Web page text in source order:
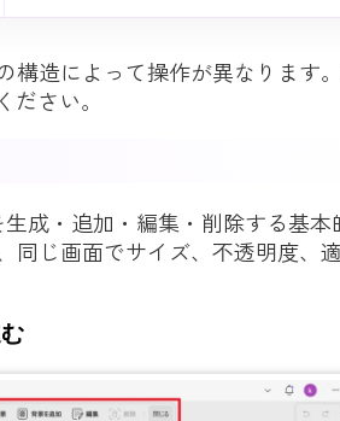
構造によって操作が異なります
ださい。
成・追加・編集・削除する基本
同じ画面でサイズ、不透明度、